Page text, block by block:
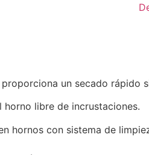
un secado rápido
horno libre de incrustaciones.
hornos con sistema de